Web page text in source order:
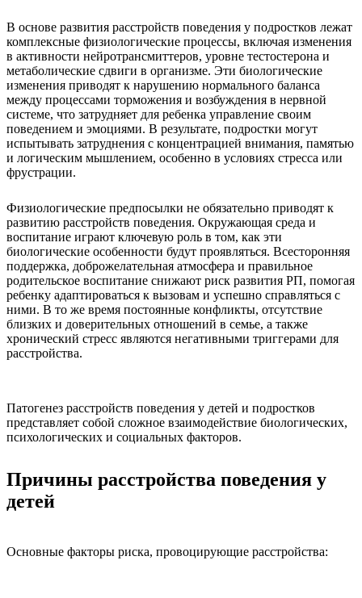
В основе развития расстройств поведения у подростков лежат
комплексные физиологические процессы, включая изменения
в активности нейротрансмиттеров, уровне тестостерона и
метаболические сдвиги в организме. Эти биологические
изменения приводят к нарушению нормального баланса
между процессами торможения и возбуждения в нервной
системе, что затрудняет для ребенка управление своим
поведением и эмоциями. В результате, подростки могут
испытывать затруднения с концентрацией внимания, памятью
и логическим мышлением, особенно в условиях стресса или
фрустрации.
Физиологические предпосылки не обязательно приводят к
развитию расстройств поведения. Окружающая среда и
воспитание играют ключевую роль в том, как эти
биологические особенности будут проявляться. Всесторонняя
поддержка, доброжелательная атмосфера и правильное
родительское воспитание снижают риск развития РП, помогая
ребенку адаптироваться к вызовам и успешно справляться с
ними. В то же время постоянные конфликты, отсутствие
близких и доверительных отношений в семье, а также
хронический стресс являются негативными триггерами для
расстройства.
Патогенез расстройств поведения у детей и подростков
представляет собой сложное взаимодействие биологических,
психологических и социальных факторов.
Причины расстройства поведения у
детей
Основные факторы риска, провоцирующие расстройства: